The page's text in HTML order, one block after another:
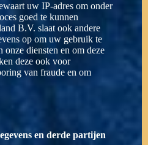
uw IP-adres om onder
goed te kunnen
B.V. slaat ook andere
op om uw gebruik te
onze diensten en om deze
deze ook voor
van fraude en om
en derde partijen